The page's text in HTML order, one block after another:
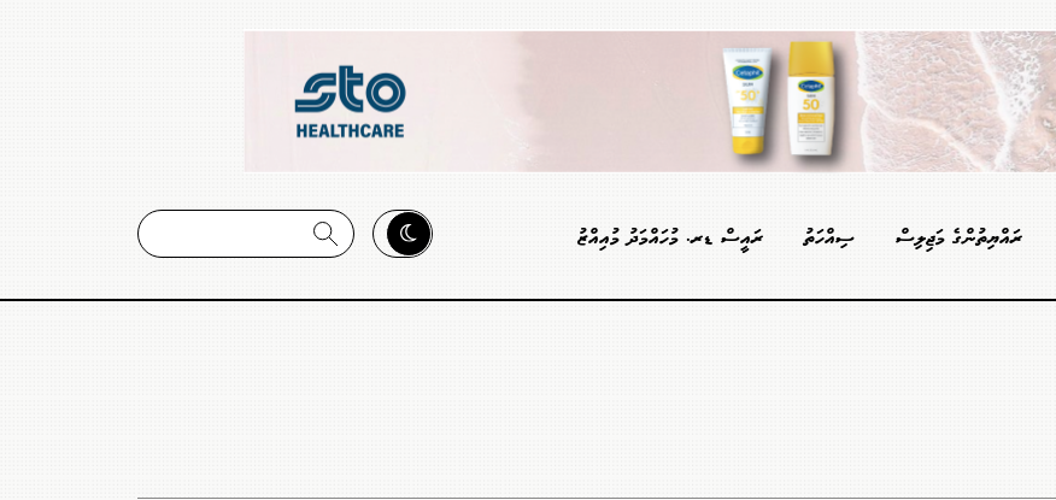
ރައްޔިތުންގެ މަޖިލިސް ސިއްހަތު ރައީސް ޑރ. މުހައްމަދު މުއިއްޒު